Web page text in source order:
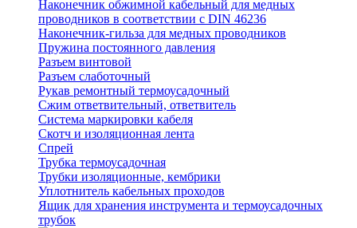
Наконечник обжимной кабельный для медных
проводников в соответствии с DIN 46236
Наконечник-гильза для медных проводников
Пружина постоянного давления
Разъем винтовой
Разъем слаботочный
Рукав ремонтный термоусадочный
Сжим ответвительный, ответвитель
Система маркировки кабеля
Скотч и изоляционная лента
Спрей
Трубка термоусадочная
Трубки изоляционные, кембрики
Уплотнитель кабельных проходов
Ящик для хранения инструмента и термоусадочных
трубок